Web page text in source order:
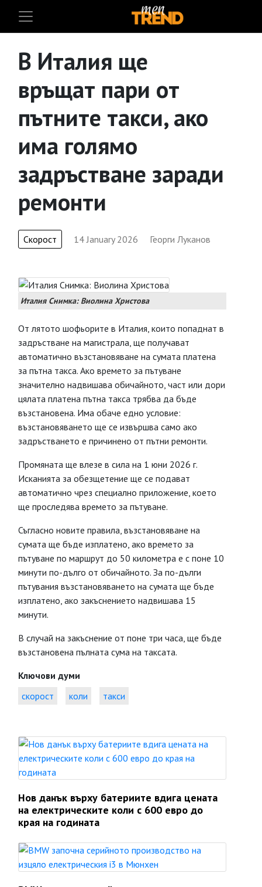
В Италия ще
връщат пари от
пътните такси, ако
има голямо
задръстване заради
ремонти
Скорост 14 January 2026 Георги Луканов
Италия Снимка: Виолина Христова
От лятото шофьорите в Италия, които попаднат в
задръстване на магистрала, ще получават
автоматично възстановяване на сумата платена
за пътна такса. Ако времето за пътуване
значително надвишава обичайното, част или дори
цялата платена пътна такса трябва да бъде
възстановена. Има обаче едно условие:
възстановяването ще се извършва само ако
задръстването е причинено от пътни ремонти.
Промяната ще влезе в сила на 1 юни 2026 г.
Исканията за обезщетение ще се подават
автоматично чрез специално приложение, което
ще проследява времето за пътуване.
Съгласно новите правила, възстановяване на
сумата ще бъде изплатено, ако времето за
пътуване по маршрут до 50 километра е с поне 10
минути по-дълго от обичайното. За по-дълги
пътувания възстановяването на сумата ще бъде
изплатено, ако закъснението надвишава 15
минути.
В случай на закъснение от поне три часа, ще бъде
възстановена пълната сума на таксата.
Ключови думи
скорост
коли такси
Нов данък върху батериите вдига цената
на електрическите коли с 600 евро до
края на годината